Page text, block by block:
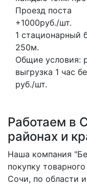
Проезд поста
+1000руб./шт.
1 стационарный
250м.
Общие условия:
выгрузка 1 час
руб./шт.
Работаем в
районах и
Наша компания
покупку
Сочи, по области